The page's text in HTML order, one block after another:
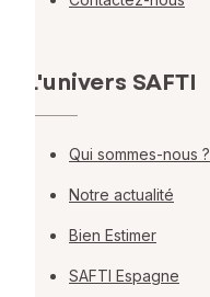
L'univers SAFTI
Qui sommes-nous ?
Notre actualité
Bien Estimer
SAFTI Espagne